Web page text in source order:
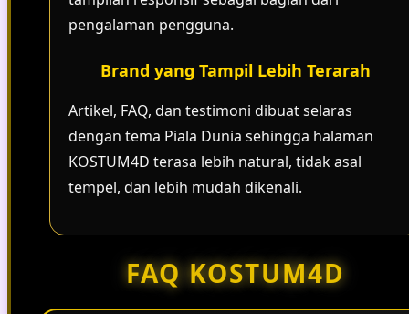
pengalaman pengguna.
Brand yang Tampil Lebih Terarah
Artikel, FAQ, dan testimoni dibuat selaras
dengan tema Piala Dunia sehingga halaman
KOSTUM4D terasa lebih natural, tidak asal
tempel, dan lebih mudah dikenali.
FAQ KOSTUM4D